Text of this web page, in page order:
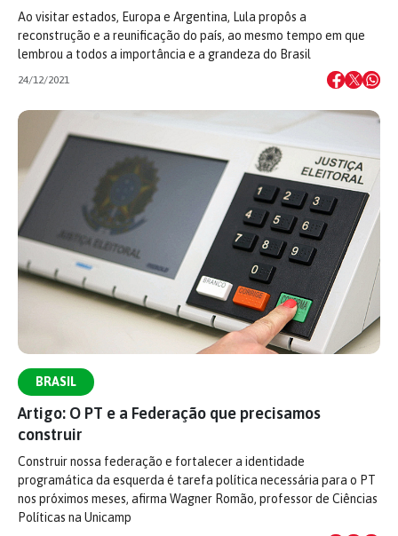
Ao visitar estados, Europa e Argentina, Lula propôs a
reconstrução e a reunificação do país, ao mesmo tempo em que
lembrou a todos a importância e a grandeza do Brasil
24/12/2021
BRASIL
Artigo: O PT e a Federação que precisamos
construir
Construir nossa federação e fortalecer a identidade
programática da esquerda é tarefa política necessária para o PT
nos próximos meses, afirma Wagner Romão, professor de Ciências
Políticas na Unicamp